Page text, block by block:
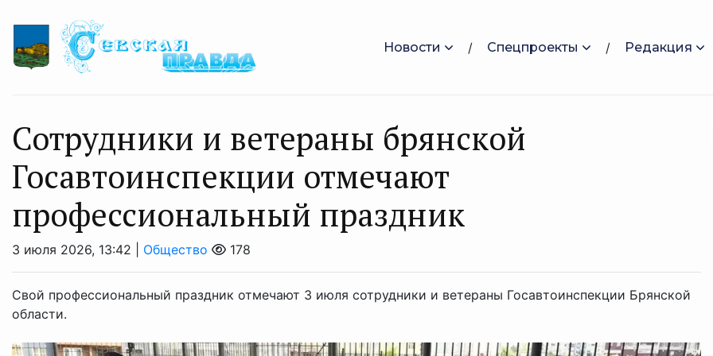
Новости Спецпроекты Редакция
Сотрудники и ветераны брянской
Госавтоинспекции отмечают
профессиональный праздник
3 июля 2026, 13:42 | Общество 178
Свой профессиональный праздник отмечают 3 июля сотрудники и ветераны Госавтоинспекции Брянской
области.